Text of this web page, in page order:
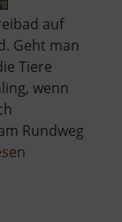
auf
Geht man
Tiere
wenn
Rundweg